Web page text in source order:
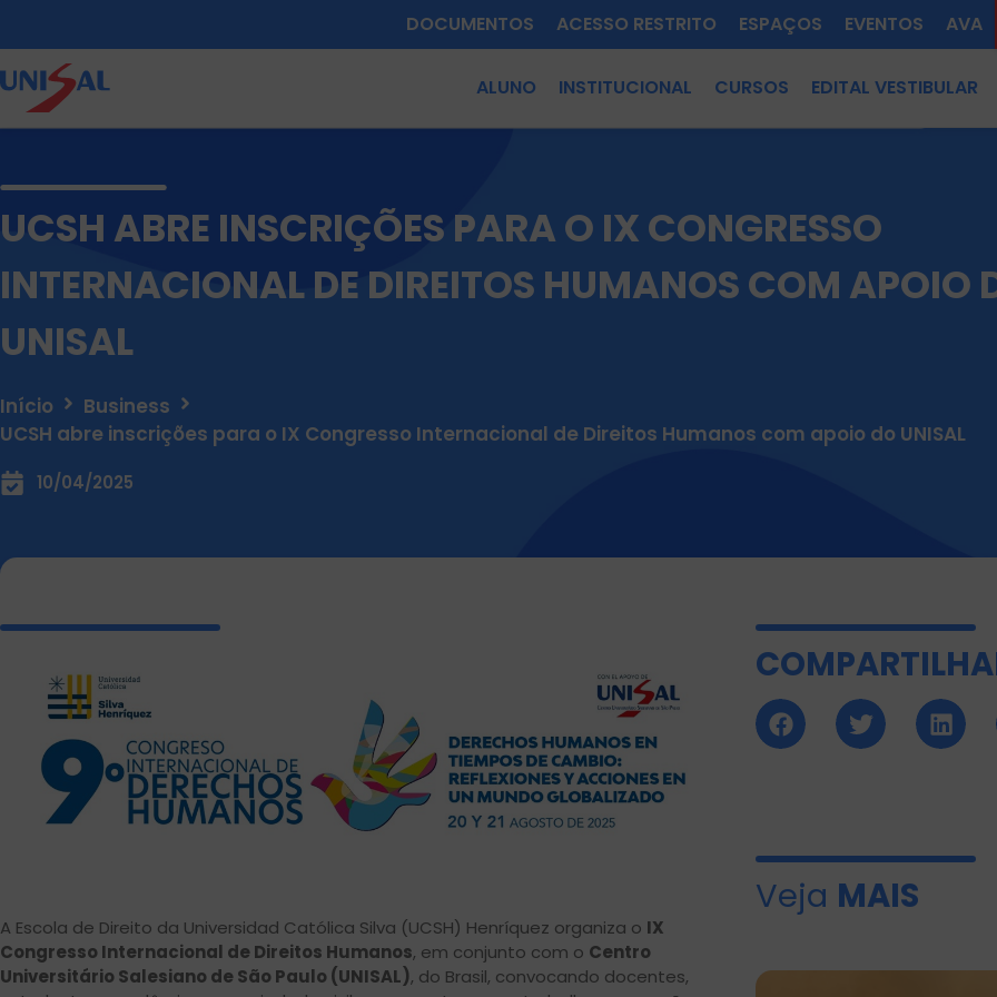
DOCUMENTOS ACESSO RESTRITO ESPAÇOS EVENTOS AVA
ALUNO INSTITUCIONAL CURSOS EDITAL VESTIBULAR
UCSH ABRE INSCRIÇÕES PARA O IX CONGRESSO
INTERNACIONAL DE DIREITOS HUMANOS COM APOIO
UNISAL
Início
Business
UCSH abre inscrições para o IX Congresso Internacional de Direitos Humanos com apoio do UNISAL
10/04/2025
A Escola de Direito da Universidad Católica Silva (UCSH) Henríquez organiza o IX
Congresso Internacional de Direitos Humanos, em conjunto com o Centro
Universitário Salesiano de São Paulo (UNISAL), do Brasil, convocando docentes,
Veja MAIS